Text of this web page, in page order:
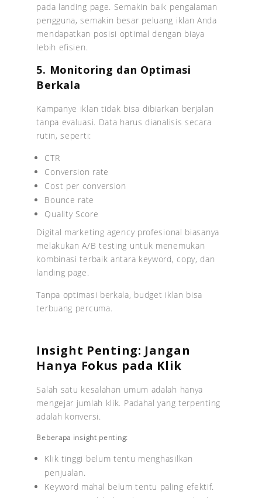
pada landing page. Semakin baik pengalaman
pengguna, semakin besar peluang iklan Anda
mendapatkan posisi optimal dengan biaya
lebih efisien.
5. Monitoring dan Optimasi
Berkala
Kampanye iklan tidak bisa dibiarkan berjalan
tanpa evaluasi. Data harus dianalisis secara
rutin, seperti:
CTR
Conversion rate
Cost per conversion
Bounce rate
Quality Score
Digital marketing agency profesional biasanya
melakukan A/B testing untuk menemukan
kombinasi terbaik antara keyword, copy, dan
landing page.
Tanpa optimasi berkala, budget iklan bisa
terbuang percuma.
Insight Penting: Jangan
Hanya Fokus pada Klik
Salah satu kesalahan umum adalah hanya
mengejar jumlah klik. Padahal yang terpenting
adalah konversi.
Beberapa insight penting:
Klik tinggi belum tentu menghasilkan
penjualan.
Keyword mahal belum tentu paling efektif.